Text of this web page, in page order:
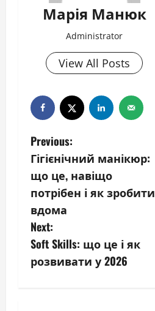
Марія Манюк
Administrator
View All Posts
P
o
s
t
n
a
Previous:
Гігієнічний манікюр:
що це, навіщо
потрібен і як зробити
вдома
Next:
Soft Skills: що це і як
розвивати у 2026